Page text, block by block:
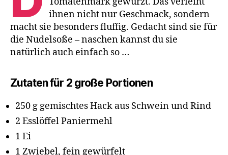
ihnen nicht nur Geschmack, sondern
macht sie besonders fluffig. Gedacht sind sie für
die Nudelsoße – naschen kannst du sie
natürlich auch einfach so …
Zutaten für 2 große Portionen
250 g gemischtes Hack aus Schwein und Rind
2 Esslöffel Paniermehl
1 Ei
1 Zwiebel, fein gewürfelt